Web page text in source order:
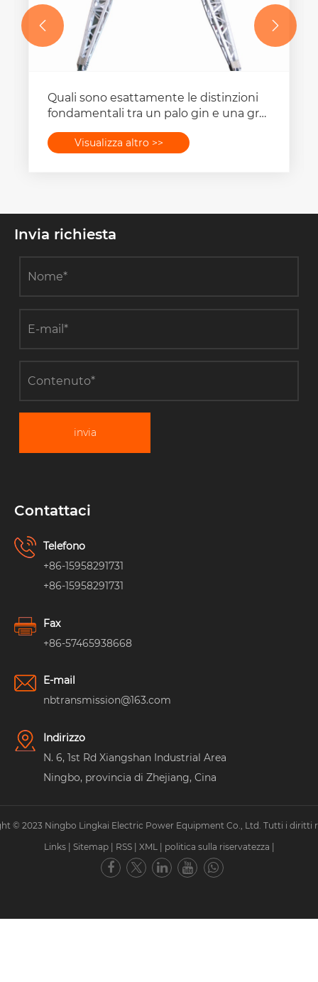
Quali sono esattamente le distinzioni
fondamentali tra un palo gin e una gru
celluleVisualizza altro >>
 
Invia richiesta
invia
Contattaci
Telefono
+86-15958291731
+86-15958291731
Fax
+86-57465938668
E-mail
nbtransmission@163.com
Indirizzo
N. 6, 1st Rd Xiangshan Industrial Area
Ningbo, provincia di Zhejiang, Cina
© 2023 Ningbo Lingkai Electric Power Equipment Co., Ltd. Tutti i diritti
Links
Sitemap RSS XML politica sulla riservatezza